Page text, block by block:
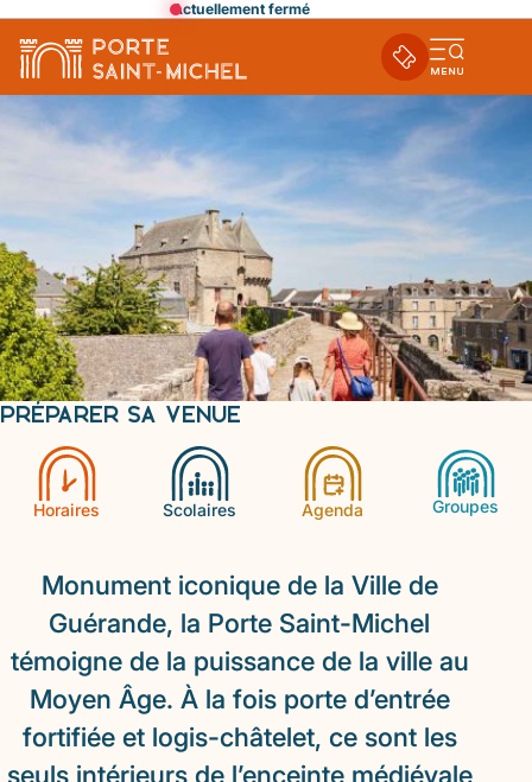
Actuellement fermé
la
PRÉPARER SA VENUE
Horaires Scolaires Agenda Groupes
Monument iconique de la Ville de
Guérande, la Porte Saint-Michel
témoigne de la puissance de la ville au
Moyen Âge. À la fois porte d’entrée
fortifiée et logis-châtelet, ce sont les
seuls intérieurs de l’enceinte médiévale